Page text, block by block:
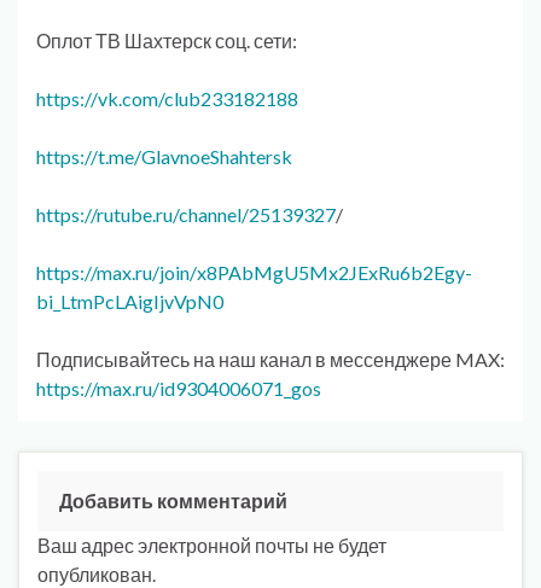
Оплот ТВ Шахтерск соц. сети:
https://vk.com/club233182188
https://t.me/GlavnoeShahtersk
https://rutube.ru/channel/25139327/
https://max.ru/join/x8PAbMgU5Mx2JExRu6b2Egy-
bi_LtmPcLAigIjvVpN0
Подписывайтесь на наш канал в мессенджере MAX:
https://max.ru/id9304006071_gos
Добавить комментарий
Ваш адрес электронной почты не будет
опубликован.